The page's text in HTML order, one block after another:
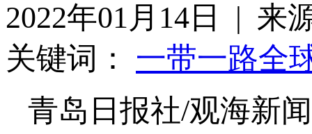
2022年01月14日 | 来
关键词： 一带一路全
青岛日报社/观海新